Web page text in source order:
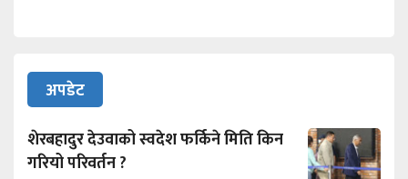
अपडेट
शेरबहादुर देउवाको स्वदेश फर्किने मिति किन
गरियो परिवर्तन ?